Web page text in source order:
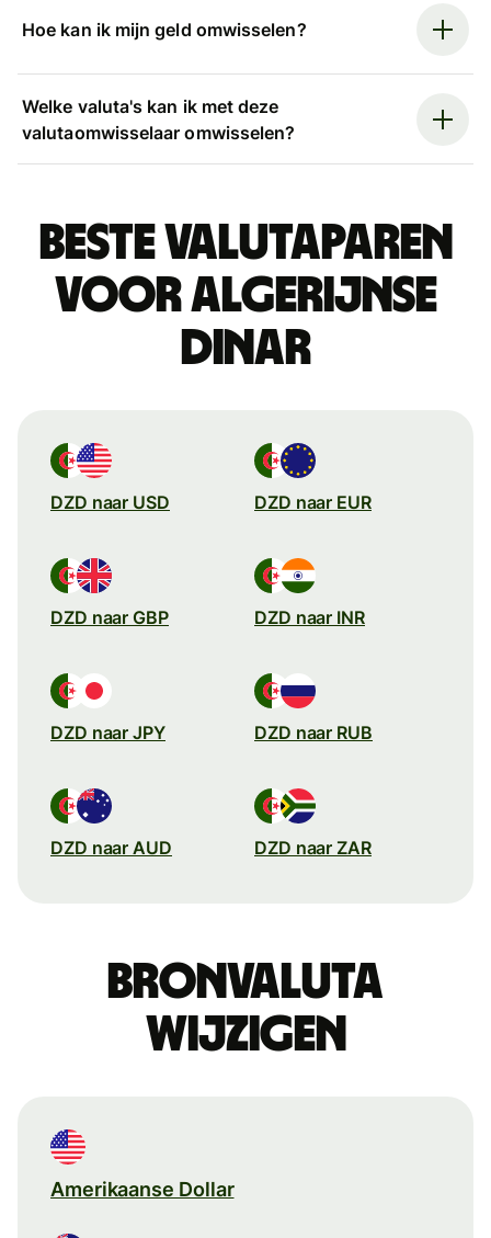
Hoe kan ik mijn geld omwisselen?
Welke valuta's kan ik met deze
valutaomwisselaar omwisselen?
Beste valutaparen
voor Algerijnse
dinar
DZD naar USD DZD naar EUR
DZD naar GBP DZD naar INR
DZD naar JPY DZD naar RUB
DZD naar AUD DZD naar ZAR
Bronvaluta
wijzigen
Amerikaanse Dollar